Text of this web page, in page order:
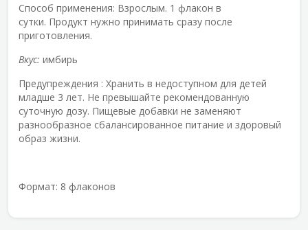
Способ применения: Взрослым. 1 флакон в
сутки. Продукт нужно принимать сразу после
приготовления.
Вкус: имбирь
Предупреждения : Хранить в недоступном для детей
младше 3 лет. Не превышайте рекомендованную
суточную дозу. Пищевые добавки не заменяют
разнообразное сбалансированное питание и здоровый
образ жизни.
Формат: 8 флаконов